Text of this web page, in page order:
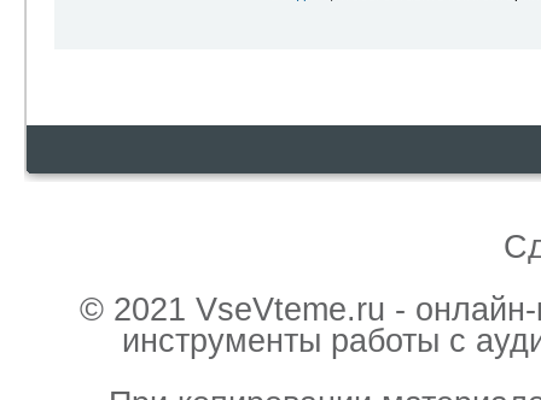
© 2021 VseVteme.ru -
инструменты работы с